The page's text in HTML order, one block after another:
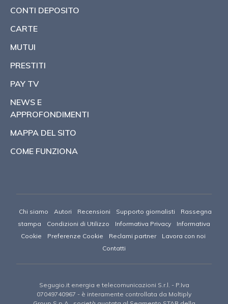
CONTI DEPOSITO
CARTE
MUTUI
PRESTITI
PAY TV
NEWS E
APPROFONDIMENTI
MAPPA DEL SITO
COME FUNZIONA
Chi siamo Autori Recensioni Supporto giornalisti
Rassegna
stampa
Condizioni di Utilizzo Informativa Privacy
Informativa
Cookie
Preferenze Cookie Reclami partner
Lavora con noi
Contatti
Segugio.it energia e telecomunicazioni S.r.l. - P.Iva
07049740967 - è interamente controllata da Moltiply